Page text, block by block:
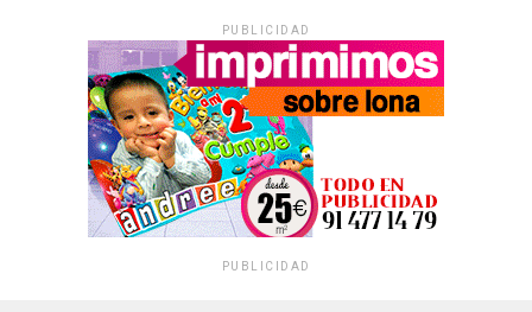
PUBLICIDAD
PUBLICIDAD